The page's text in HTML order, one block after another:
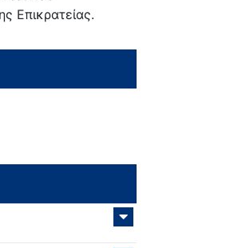
Επικρατείας.